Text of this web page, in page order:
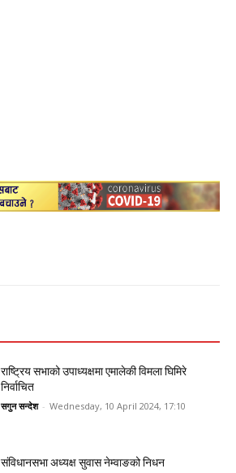
राष्ट्रिय सभाको उपाध्यक्षमा एमालेकी विमला घिमिरे
निर्वाचित
सगुन सन्देश - Wednesday, 10 April 2024, 17:10
संविधानसभा अध्यक्ष सुवास नेम्वाङको निधन